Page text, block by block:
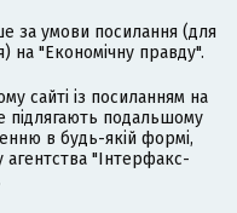
за умови посилання (для
на "Економічну правду".
сайті із посиланням на
підлягають подальшому
в будь-якій формі,
"Інтерфакс-